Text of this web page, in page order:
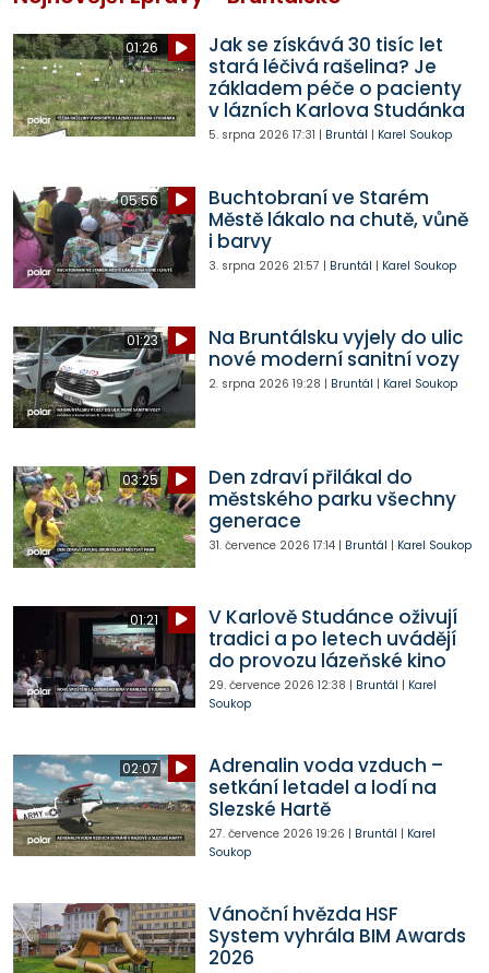
01:26
Jak se získává 30 tisíc let
stará léčivá rašelina? Je
základem péče o pacienty
v lázních Karlova Studánka
5. srpna 2026 17:31 | Bruntál | Karel Soukop
05:56
Buchtobraní ve Starém
Městě lákalo na chutě, vůně
i barvy
3. srpna 2026 21:57 | Bruntál | Karel Soukop
01:23
Na Bruntálsku vyjely do ulic
nové moderní sanitní vozy
2. srpna 2026 19:28 | Bruntál | Karel Soukop
03:25
Den zdraví přilákal do
městského parku všechny
generace
31. července 2026 17:14| Bruntál | Karel Soukop
01:21
V Karlově Studánce oživují
tradici a po letech uvádějí
do provozu lázeňské kino
29. července 2026 12:38 | Bruntál | Karel
Soukop
02:07
Adrenalin voda vzduch –
setkání letadel a lodí na
Slezské Hartě
27. července 2026 19:26 | Bruntál | Karel
Soukop
Vánoční hvězda HSF
System vyhrála BIM Awards
2026